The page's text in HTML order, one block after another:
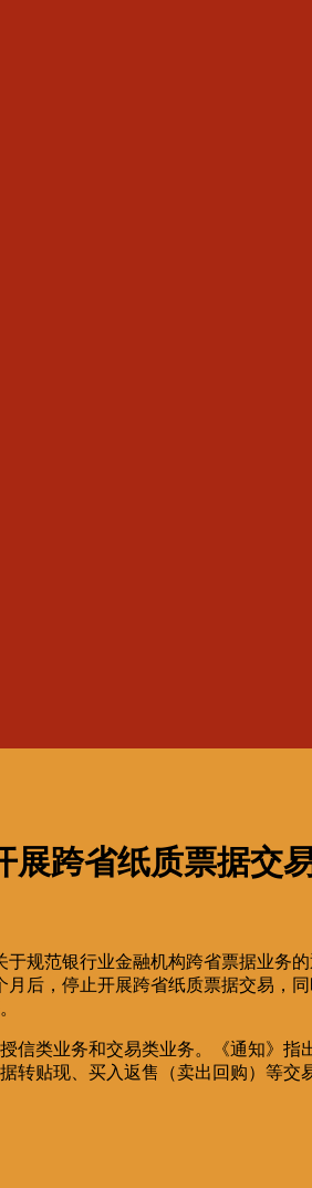
展跨省纸质票据交
规范银行业金融机构跨省票据业务
后，停止开展跨省纸质票据交易
信类业务和交易类业务。《通知》
转贴现、买入返售（卖出回购）等